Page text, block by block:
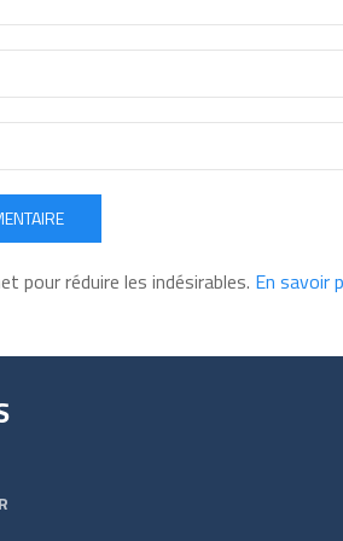
pour réduire les indésirables. En savoir